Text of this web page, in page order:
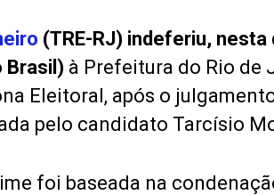
(TRE-RJ) indeferiu,
Brasil) à Prefeitura do Rio de
Eleitoral, após o
pelo candidato Tarcísio
foi baseada na